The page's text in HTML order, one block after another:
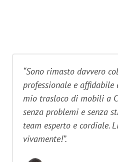
“Sono rimasto davvero
professionale e
mio trasloco di mobili a
senza problemi e senza
team esperto e cordiale.
vivamente!”.